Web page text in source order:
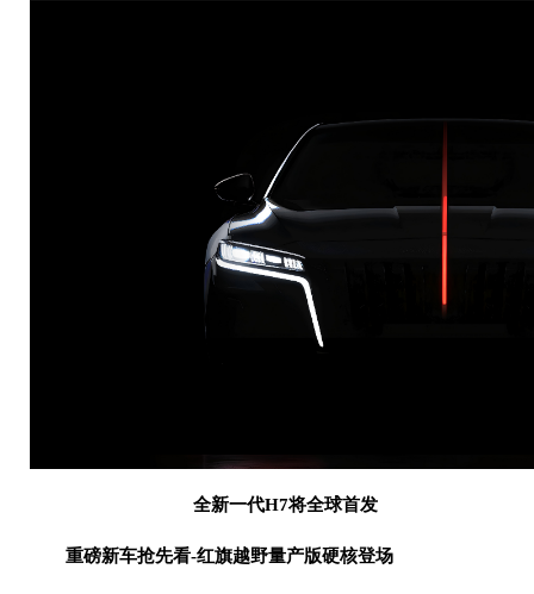
全新一代H7将全球首发
重磅新车抢先看-红旗越野量产版硬核登场